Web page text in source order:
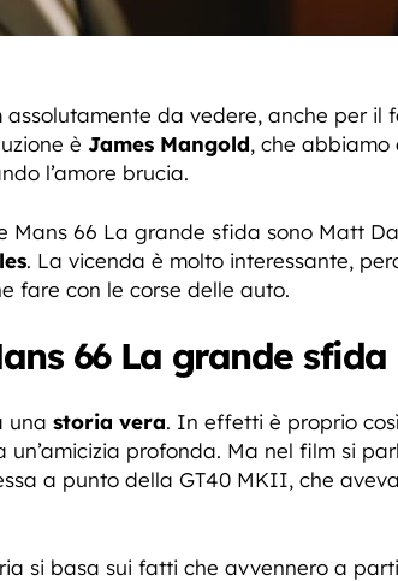
assolutamente da vedere, anche per
è James Mangold, che abbiamo
l’amore brucia.
66 La grande sfida sono Matt
. La vicenda è molto interessante,
fare con le corse delle auto.
66 La grande sfida
una storia vera. In effetti è proprio
profonda. Ma nel film si
a punto della GT40 MKII, che
si basa sui fatti che avvennero a